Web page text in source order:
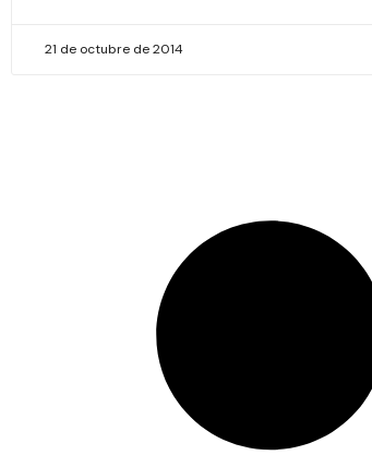
21 de octubre de 2014